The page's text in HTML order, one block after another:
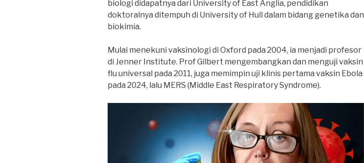
biologi didapatnya dari University of East Anglia, pendidikan
doktoralnya ditempuh di University of Hull dalam bidang genetika dan
biokimia.
Mulai menekuni vaksinologi di Oxford pada 2004, ia menjadi profesor
di Jenner Institute. Prof Gilbert mengembangkan dan menguji vaksin
flu universal pada 2011, juga memimpin uji klinis pertama vaksin Ebola
pada 2024, lalu MERS (Middle East Respiratory Syndrome).